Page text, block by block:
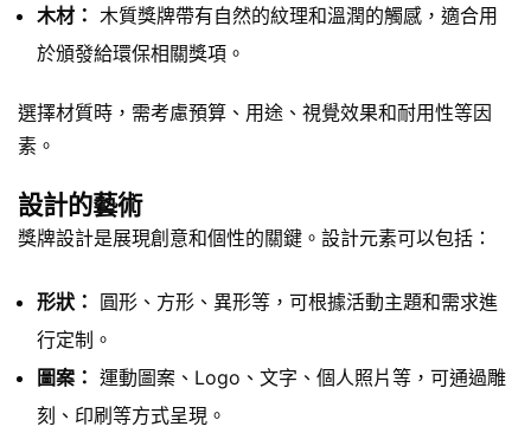
木材： 木質獎牌帶有自然的紋理和溫潤的觸感，適合用
於頒發給環保相關獎項。
選擇材質時，需考慮預算、用途、視覺效果和耐用性等因
素。
設計的藝術
獎牌設計是展現創意和個性的關鍵。設計元素可以包括：
形狀：
圓形、方形、異形等，可根據活動主題和需求進
行定制。
圖案： 運動圖案、Logo、文字、個人照片等，可通過雕
刻、印刷等方式呈現。